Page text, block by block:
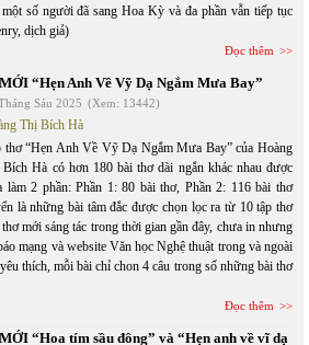
số người đã sang Hoa Kỳ và đa phần vẫn tiếp tục
dịch giả)
Đọc thêm
“Hẹn Anh Về Vỹ Dạ Ngắm Mưa Bay”
Sáu 2025 (Xem: 13442)
Thị Bích Hà
thơ “Hẹn Anh Về Vỹ Dạ Ngắm Mưa Bay” của Hoàng
Hà có hơn 180 bài thơ dài ngắn khác nhau được
làm 2 phần: Phần 1: 80 bài thơ, Phần 2: 116 bài thơ
là những bài tâm đắc được chọn lọc ra từ 10 tập thơ
mới sáng tác trong thời gian gần đây, chưa in nhưng
mạng và website Văn học Nghệ thuật trong và ngoài
thích, mỗi bài chỉ chon 4 câu trong số những bài thơ
Đọc thêm
“Hoa tím sầu đông” và “Hẹn anh về vĩ dạ